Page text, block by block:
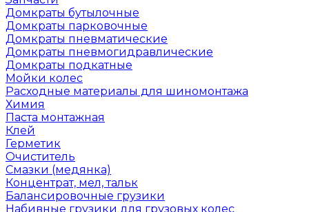
Домкраты бутылочные
Домкраты парковочные
Домкраты пневматические
Домкраты пневмогидравлические
Домкраты подкатные
Мойки колес
Расходные материалы для шиномонтажа
Химия
Паста монтажная
Клей
Герметик
Очиститель
Смазки (медянка)
Концентрат, мел, тальк
Балансировочные грузики
Набивные грузики для грузовых колес